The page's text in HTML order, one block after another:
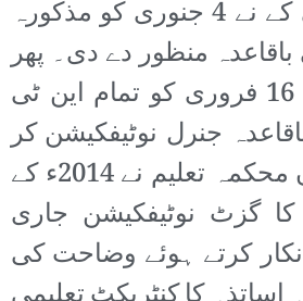
بعد گورنر کے پی کے نے 4 جنوری کو مذکورہ
منظور دے دی۔ پھر
محکمہ تعلیم نے 16 فروری کو تمام این ٹی
جنرل نوٹیفکیشن کر
دیا لیکن بعد ازاں محکمہ تعلیم نے 2014ء کے
گزٹ نوٹیفکیشن جاری
کرتے ہوئے وضاحت کی